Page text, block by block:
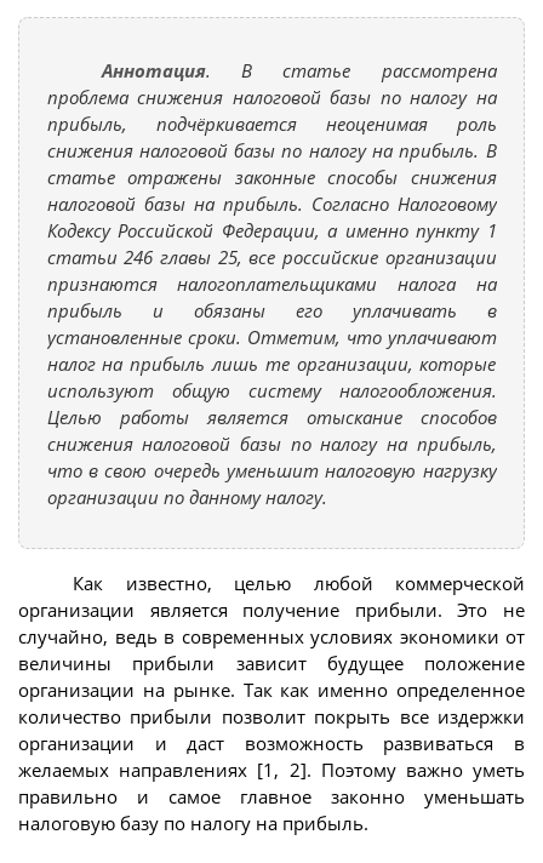
Аннотация. В статье рассмотрена
проблема снижения налоговой базы по налогу на
прибыль, подчёркивается неоценимая роль
снижения налоговой базы по налогу на прибыль. В
статье отражены законные способы снижения
налоговой базы на прибыль. Согласно Налоговому
Кодексу Российской Федерации, а именно пункту 1
статьи 246 главы 25, все российские организации
признаются налогоплательщиками налога на
прибыль и обязаны его уплачивать в
установленные сроки. Отметим, что уплачивают
налог на прибыль лишь те организации, которые
используют общую систему налогообложения.
Целью работы является отыскание способов
снижения налоговой базы по налогу на прибыль,
что в свою очередь уменьшит налоговую нагрузку
организации по данному налогу.
Как известно, целью любой коммерческой
организации является получение прибыли. Это не
случайно, ведь в современных условиях экономики от
величины прибыли зависит будущее положение
организации на рынке. Так как именно определенное
количество прибыли позволит покрыть все издержки
организации и даст возможность развиваться в
желаемых направлениях [1, 2]. Поэтому важно уметь
правильно и самое главное законно уменьшать
налоговую базу по налогу на прибыль.